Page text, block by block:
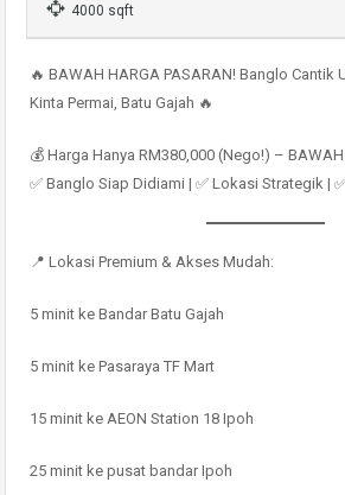
4000 sqft
🔥 BAWAH HARGA PASARAN! Banglo Cantik
Kinta Permai, Batu Gajah 🔥
💰 Harga Hanya RM380,000 (Nego!) –
✅ Banglo Siap Didiami | ✅ Lokasi Strategik |
📍 Lokasi Premium & Akses Mudah:
5 minit ke Bandar Batu Gajah
5 minit ke Pasaraya TF Mart
15 minit ke AEON Station 18 Ipoh
25 minit ke pusat bandar Ipoh